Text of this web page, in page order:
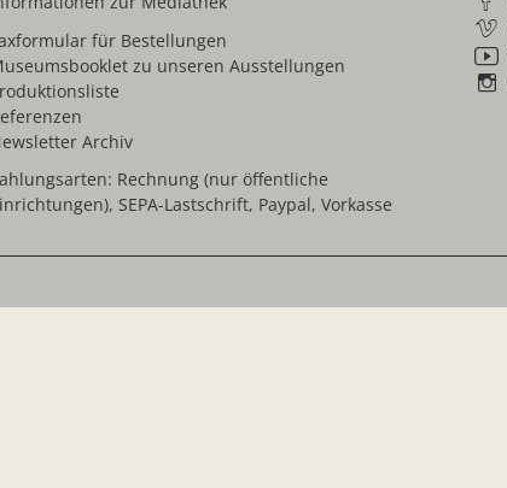
für Bestellungen
zu unseren Ausstellungen
Archiv
Rechnung (nur öffentliche
SEPA-Lastschrift, Paypal, Vorkasse